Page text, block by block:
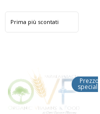
Prezzo